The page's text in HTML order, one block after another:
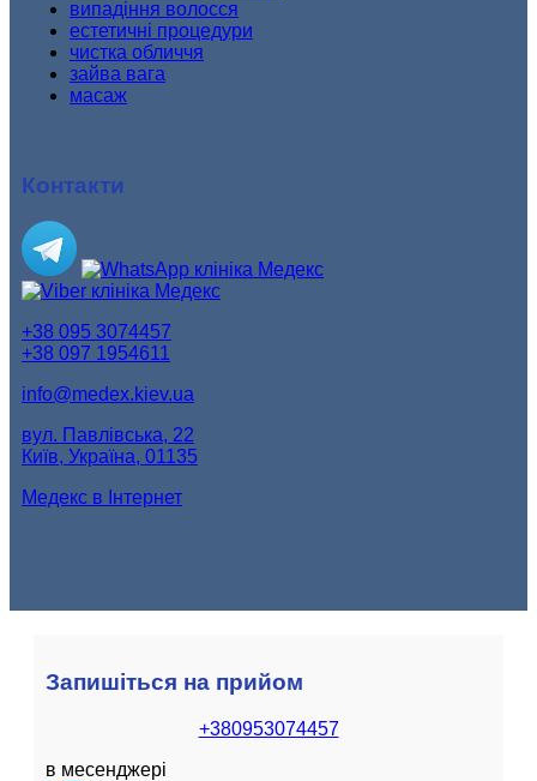
випадіння волосся
естетичні процедури
чистка обличчя
зайва вага
масаж
Контакти
+38 095 3074457
+38 097 1954611
info@medex.kiev.ua
вул. Павлівська, 22
Київ, Україна, 01135
Медекс в Інтернет
Запишіться на прийом
+380953074457
в месенджері